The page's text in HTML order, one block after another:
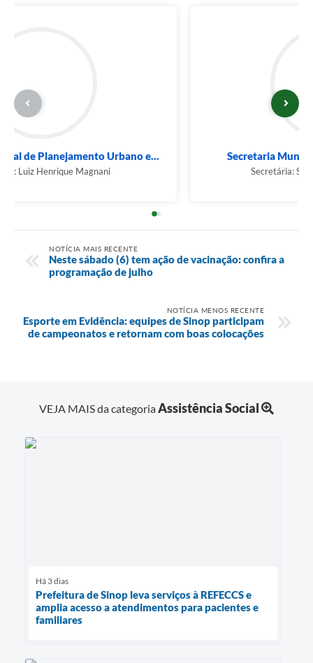
Secretaria Municipal de Planejamento Urbano e...
Secretário: Luiz Henrique Magnani
NOTÍCIA MAIS RECENTE
Neste sábado (6) tem ação de vacinação: confira a
programação de julho
NOTÍCIA MENOS RECENTE
Esporte em Evidência: equipes de Sinop participam
de campeonatos e retornam com boas colocações
VEJA MAIS da categoriaAssistência Social
Há 3 dias
Prefeitura de Sinop leva serviços à REFECCS e
amplia acesso a atendimentos para pacientes e
familiares